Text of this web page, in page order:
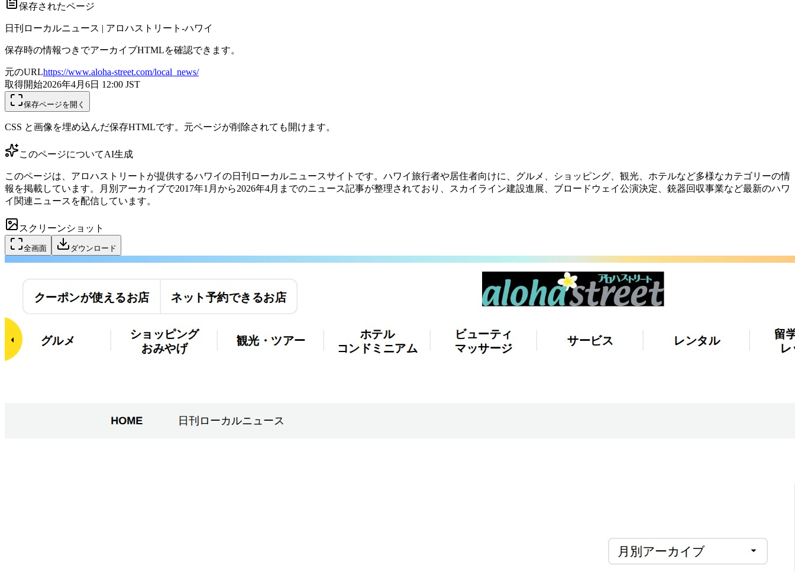
保存されたページ
日刊ローカルニュース | アロハストリート-ハワイ
保存時の情報つきでアーカイブHTMLを確認できます。
元のURLhttps://www.aloha-street.com/local_news/
取得開始2026年4月6日 12:00 JST
保存ページを開く
CSS と画像を埋め込んだ保存HTMLです。元ページが削除されても開けます。
このページについてAI生成
このページは、アロハストリートが提供するハワイの日刊ローカルニュースサイトです。ハワイ旅行者や居住者向けに、グルメ、ショッピング、観光、ホテルなど多様なカテゴリーの情
報を掲載しています。月別アーカイブで2017年1月から2026年4月までのニュース記事が整理されており、スカイライン建設進展、ブロードウェイ公演決定、銃器回収事業など最新のハワ
イ関連ニュースを配信しています。
スクリーンショット
全画面 ダウンロード